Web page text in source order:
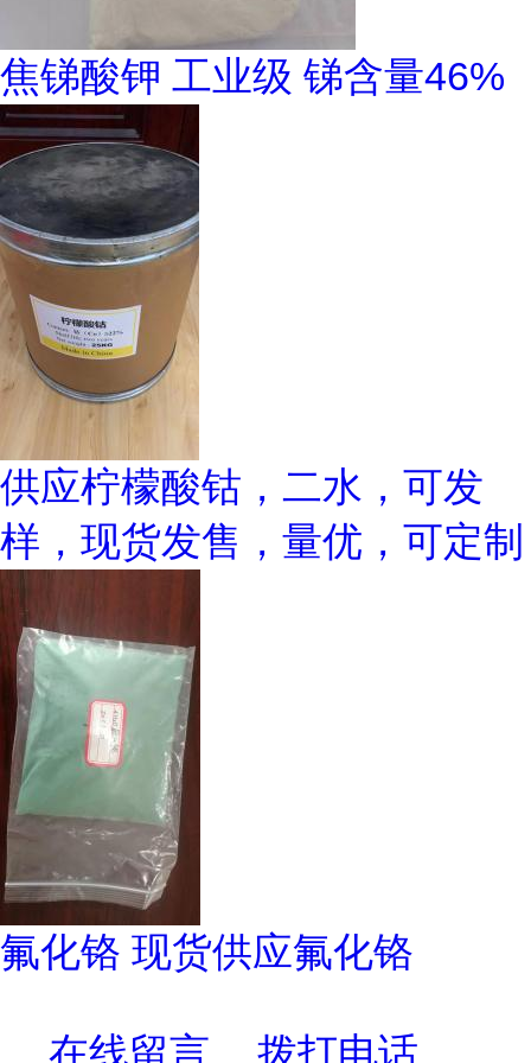
焦锑酸钾 工业级 锑含量46%
供应柠檬酸钴，二水，可发
样，现货发售，量优，可定制
氟化铬 现货供应氟化铬
在线留言 拨打电话